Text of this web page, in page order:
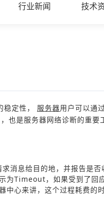
行业新闻 技术
定性， 服务器用户可以通
也是服务器网络诊断的重
消息给目的地，并报告是
为Timeout，如果受到了回
心来讲，这个过程耗费的